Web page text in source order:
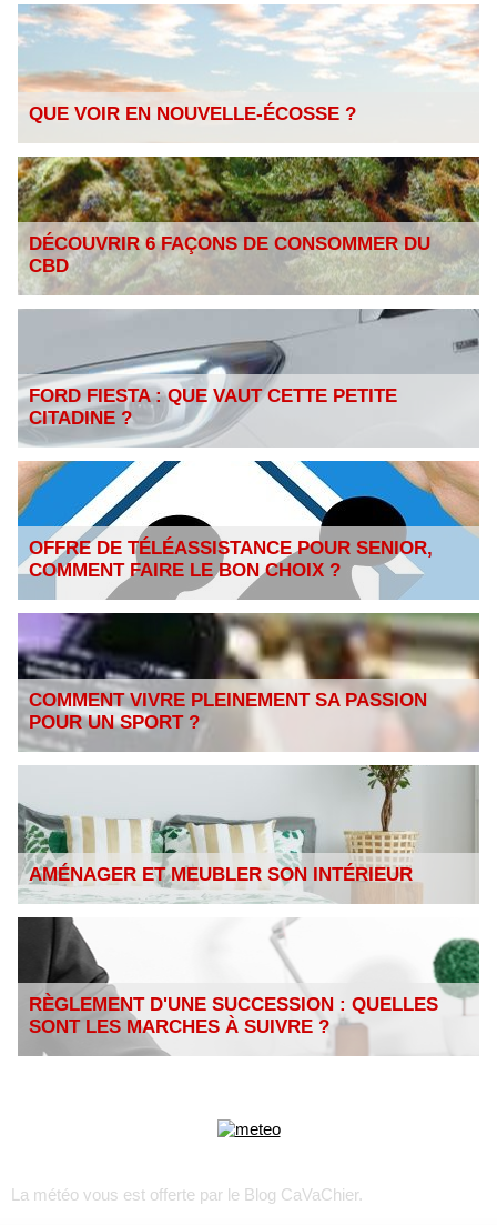
QUE VOIR EN NOUVELLE-ÉCOSSE ?
DÉCOUVRIR 6 FAÇONS DE CONSOMMER DU
CBD
FORD FIESTA : QUE VAUT CETTE PETITE
CITADINE ?
OFFRE DE TÉLÉASSISTANCE POUR SENIOR,
COMMENT FAIRE LE BON CHOIX ?
COMMENT VIVRE PLEINEMENT SA PASSION
POUR UN SPORT ?
AMÉNAGER ET MEUBLER SON INTÉRIEUR
RÈGLEMENT D'UNE SUCCESSION : QUELLES
SONT LES MARCHES À SUIVRE ?
La météo vous est offerte par le Blog CaVaChier.